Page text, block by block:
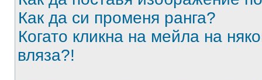
Как да си променя ранга?
Когато кликна на мейла на
вляза?!